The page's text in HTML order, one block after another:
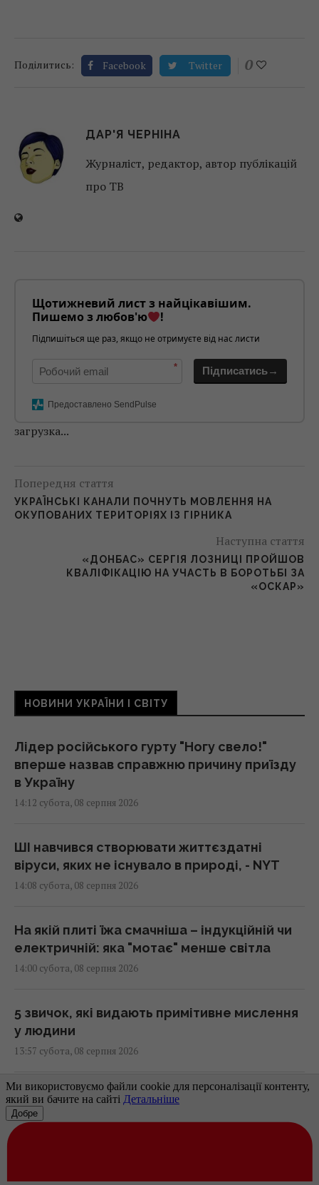
Поділитись: Facebook Twitter 0
ДАР'Я ЧЕРНІНА
Журналіст, редактор, автор публікацій
про ТВ
Щотижневий лист з найцікавішим.
Пишемо з любов'ю
!
Підпишіться ще раз, якщо не отримуєте від нас листи
* Підписатись→
Предоставлено SendPulse
загрузка...
Попередня стаття
УКРАЇНСЬКІ КАНАЛИ ПОЧНУТЬ МОВЛЕННЯ НА
ОКУПОВАНИХ ТЕРИТОРІЯХ ІЗ ГІРНИКА
Наступна стаття
«ДОНБАС» СЕРГІЯ ЛОЗНИЦІ ПРОЙШОВ
КВАЛІФІКАЦІЮ НА УЧАСТЬ В БОРОТЬБІ ЗА
«ОСКАР»
НОВИНИ УКРАЇНИ І СВІТУ
Лідер російського гурту "Ногу свело!"
вперше назвав справжню причину приїзду
в Україну
14:12 субота, 08 серпня 2026
ШІ навчився створювати життєздатні
віруси, яких не існувало в природі, - NYT
14:08 субота, 08 серпня 2026
На якій плиті їжа смачніша – індукційній чи
електричній: яка "мотає" менше світла
14:00 субота, 08 серпня 2026
5 звичок, які видають примітивне мислення
у людини
13:57 субота, 08 серпня 2026
Чому коти влаштовують нічні забіги по
будинку: ветеринари пояснили таку дивну
поведінку